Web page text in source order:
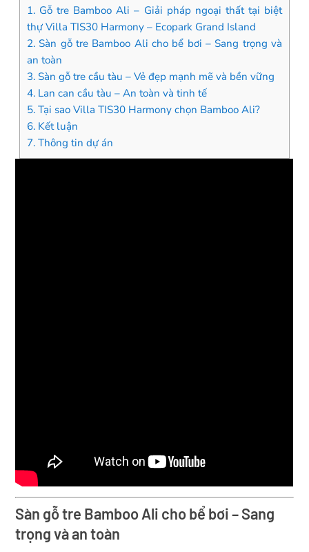
1. Gỗ tre Bamboo Ali – Giải pháp ngoại thất tại biệt
thự Villa TIS30 Harmony – Ecopark Grand Island
2. Sàn gỗ tre Bamboo Ali cho bể bơi – Sang trọng và
an toàn
3. Sàn gỗ tre cầu tàu – Vẻ đẹp mạnh mẽ và bền vững
4. Lan can cầu tàu – An toàn và tinh tế
5. Tại sao Villa TIS30 Harmony chọn Bamboo Ali?
6. Kết luận
7. Thông tin dự án
Sàn gỗ tre Bamboo Ali cho bể bơi – Sang
trọng và an toàn